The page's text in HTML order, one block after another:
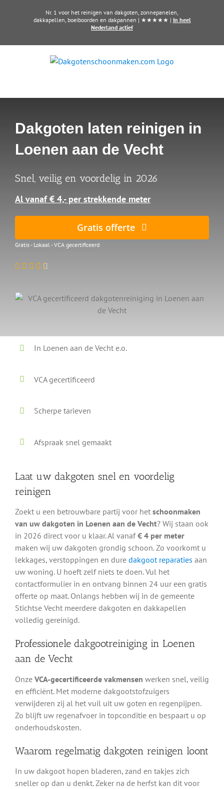
Nr. 1 voor het reinigen van dakgoten, zonnepanelen,
dakkapellen, boeiboorden en dakpannen | ★★★★★ | In heel
Nederland actief
Dakgoten laten reinigen in
Loenen aan de Vecht
Snel, veilig en voordelig in 2026
Al vanaf € 4,- per strekkende meter
Gratis offerte
Gratis - Lokaal - VCA gecertificeerd
In Loenen aan de Vecht e.o.
VCA gecertificeerd
Scherpe tarieven
Afspraak snel gemaakt
Laat uw dakgoten snel en voordelig
reinigen
Zoekt u een betrouwbare partij voor het schoonmaken
van uw dakgoten in Loenen aan de Vecht? Wij staan ook
in 2026 direct voor u klaar. Al vanaf€ 4 per meter
maken wij uw dakgoten grondig schoon. Zo voorkomt u
lekkages, verstoppingen en dure dakgoot reparaties aan
uw woning. U hoeft zelf niets te doen. Vul het
contactformulier in en ontvang binnen 24 uur een gratis
offerte op maat. Onlangs hebben wij in de gemeente
Stichtse Vecht meerdere dakgoten en dakkapellen
volledig gereinigd.
Professionele dakgootreiniging in Loenen
aan de Vecht
Onze VCA-gecertificeerde vakmensen werken snel, veilig
en efficiënt. Met moderne dakgootstofzuigers
verwijderen zij al het vuil uit uw goten en regenpijpen.
Zo blijft uw regenafvoer in topconditie en bespaart u op
onderhoudskosten.
Waarom regelmatig dakgoten reinigen loont
In uw dakgoot hopen bladeren, zand en takjes zich
sneller op dan u denkt. Zeker na de herfst kan dit voor